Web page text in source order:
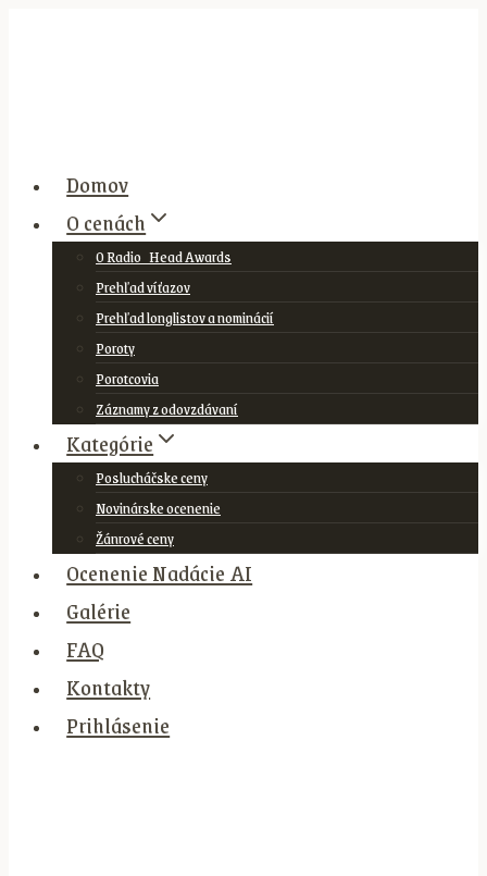
Domov
O cenách
O Radio_Head Awards
Prehľad víťazov
Prehľad longlistov a nominácií
Poroty
Porotcovia
Záznamy z odovzdávaní
Kategórie
Poslucháčske ceny
Novinárske ocenenie
Žánrové ceny
Ocenenie Nadácie AI
Galérie
FAQ
Kontakty
Prihlásenie